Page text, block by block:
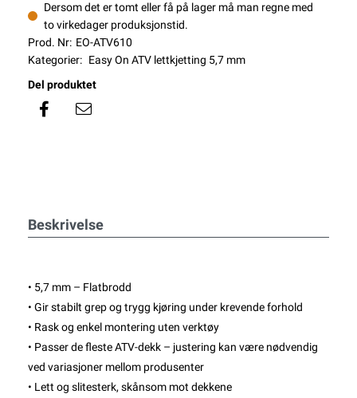
Dersom det er tomt eller få på lager må man regne med
to virkedager produksjonstid.
Prod. Nr: EO-ATV610
Kategorier: Easy On ATV lettkjetting 5,7 mm
Del produktet
Beskrivelse
• 5,7 mm – Flatbrodd
• Gir stabilt grep og trygg kjøring under krevende forhold
• Rask og enkel montering uten verktøy
• Passer de fleste ATV-dekk – justering kan være nødvendig
ved variasjoner mellom produsenter
• Lett og slitesterk, skånsom mot dekkene